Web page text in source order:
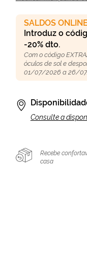
SALDOS ONLINE
Introduz o
-20% dto.
Com o código
óculos de sol e
01/07/2026 a 26/
Consulte a
Recebe
casa